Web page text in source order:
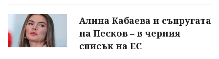
Алина Кабаева и съпругата
на Песков – в черния
списък на ЕС